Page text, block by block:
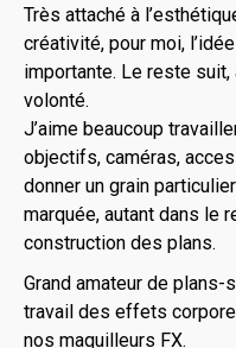
Très attaché à
créativité, pour moi,
importante. Le reste
volonté.
J’aime beaucoup
objectifs, caméras,
donner un grain
marquée, autant dans le
construction des plans.
Grand amateur de
travail des effets
nos maquilleurs FX.